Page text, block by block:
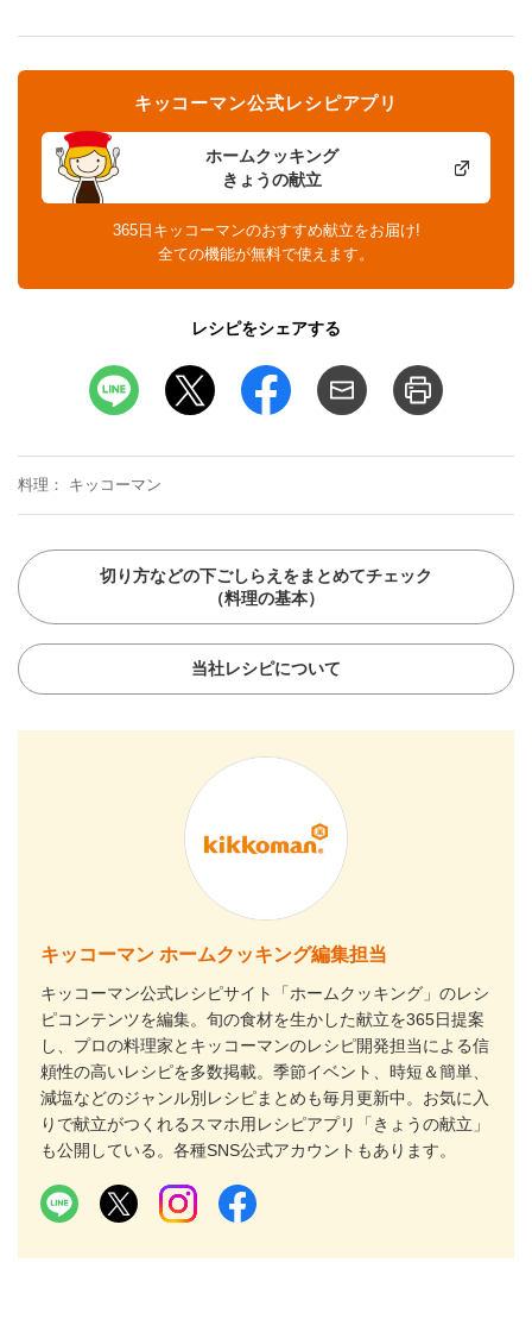
ホームクッキング
きょうの献立
キッコーマン公式レシピアプリ
365日キッコーマンのおすすめ献立をお届け!
全ての機能が無料で使えます。
レシピをシェアする
料理 キッコーマン
切り方などの下ごしらえをまとめてチェック
（料理の基本）
当社レシピについて
キッコーマン ホームクッキング編集担当
キッコーマン公式レシピサイト「ホームクッキング」のレシ
ピコンテンツを編集。旬の食材を生かした献立を365日提案
し、プロの料理家とキッコーマンのレシピ開発担当による信
頼性の高いレシピを多数掲載。季節イベント、時短＆簡単、
減塩などのジャンル別レシピまとめも毎月更新中。お気に入
りで献立がつくれるスマホ用レシピアプリ「きょうの献立」
も公開している。各種SNS公式アカウントもあります。